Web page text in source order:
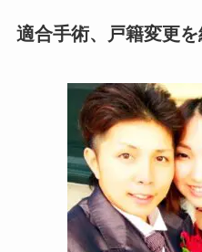
適合手術、戸籍変更